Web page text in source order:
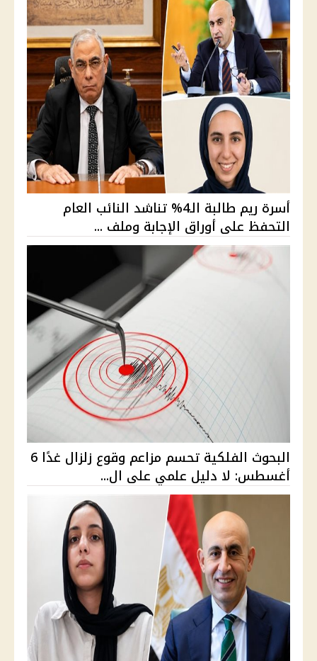
أسرة ريم طالبة الـ4% تناشد النائب العام
التحفظ على أوراق الإجابة وملف ...
البحوث الفلكية تحسم مزاعم وقوع زلزال غدًا 6
أغسطس: لا دليل علمي على ال...